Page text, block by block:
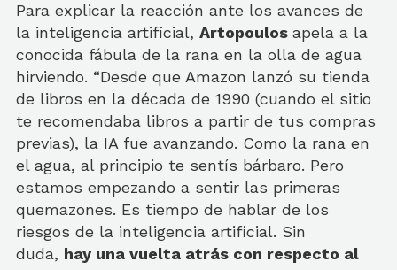
Para explicar la reacción ante los avances de
la inteligencia artificial, Artopoulos apela a la
conocida fábula de la rana en la olla de agua
hirviendo. “Desde que Amazon lanzó su tienda
de libros en la década de 1990 (cuando el sitio
te recomendaba libros a partir de tus compras
previas), la IA fue avanzando. Como la rana en
el agua, al principio te sentís bárbaro. Pero
estamos empezando a sentir las primeras
quemazones. Es tiempo de hablar de los
riesgos de la inteligencia artificial. Sin
duda, hay una vuelta atrás con respecto al